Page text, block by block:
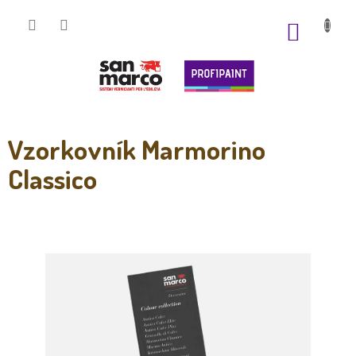
Vzorkovník Marmorino
Classico